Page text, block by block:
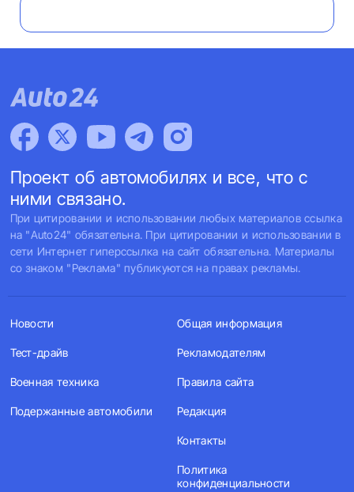
Проект об автомобилях и все, что с
ними связано.
При цитировании и использовании любых материалов ссылка
на "Auto24" обязательна. При цитировании и использовании в
сети Интернет гиперссылка на сайт обязательна. Материалы
со знаком "Реклама" публикуются на правах рекламы.
Новости
Тест-драйв
Военная техника
Подержанные автомобили
Общая информация
Рекламодателям
Правила сайта
Редакция
Контакты
Политика
конфиденциальности